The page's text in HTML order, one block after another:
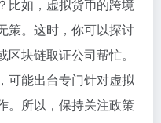
比如，虚拟货币的跨境
策。这时，你可以探讨
块链取证公司帮忙。
可能出台专门针对虚拟
。所以，保持关注政策